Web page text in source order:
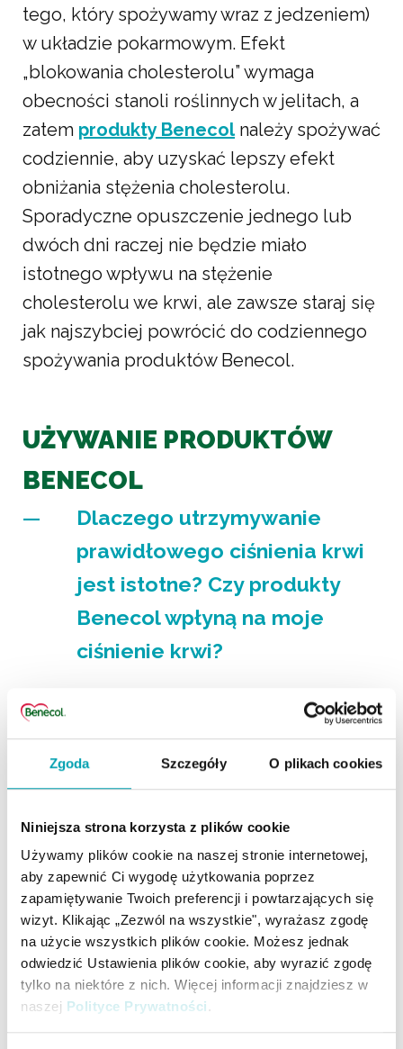
Zgoda Szczegóły O plikach cookies
Niniejsza strona korzysta z plików cookie
Używamy plików cookie na naszej stronie internetowej,
aby zapewnić Ci wygodę użytkowania poprzez
zapamiętywanie Twoich preferencji i powtarzających się
wizyt. Klikając „Zezwól na wszystkie", wyrażasz zgodę
na użycie wszystkich plików cookie. Możesz jednak
odwiedzić Ustawienia plików cookie, aby wyrazić zgodę
tylko na niektóre z nich. Więcej informacji znajdziesz w
naszej Polityce Prywatności .
tego, który spożywamy wraz z jedzeniem)
w układzie pokarmowym. Efekt
„blokowania cholesterolu” wymaga
obecności stanoli roślinnych w jelitach, a
zatem produkty Benecolnależy spożywać
codziennie, aby uzyskać lepszy efekt
obniżania stężenia cholesterolu.
Sporadyczne opuszczenie jednego lub
dwóch dni raczej nie będzie miało
istotnego wpływu na stężenie
cholesterolu we krwi, ale zawsze staraj się
jak najszybciej powrócić do codziennego
spożywania produktów Benecol.
UŻYWANIE PRODUKTÓW
BENECOL
Dlaczego utrzymywanie
prawidłowego ciśnienia krwi
jest istotne? Czy produkty
Benecol wpłyną na moje
ciśnienie krwi?
Czy mogę stosować produkty
Benecol po upływie ich daty
przydatności do spożycia?
zdecydować o stosowaniu
produktów Benecol?
Czy jeszcze ktoś powinien
unikać produktów Benecol
zawierających stanole?
W jaki sposób produkty marki